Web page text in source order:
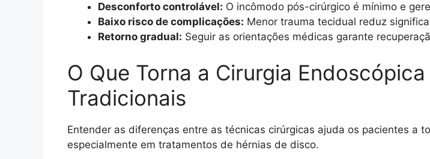
Desconforto controlável: O incômodo pós-cirúrgico é mínimo e
Baixo risco de complicações: Menor trauma tecidual reduz
Retorno gradual: Seguir as orientações médicas garante
O Que Torna a Cirurgia
Tradicionais
Entender as diferenças entre as técnicas cirúrgicas ajuda os pacientes a
especialmente em tratamentos de hérnias de disco.